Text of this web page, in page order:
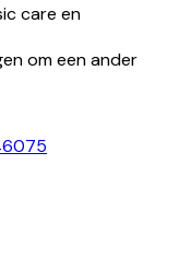
care en
om een ander